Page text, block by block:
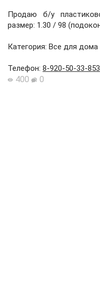
Продаю б/у
размер: 1.30 / 98
Категория: Все для дома
Телефон: 8-920-50-33-853
400 0